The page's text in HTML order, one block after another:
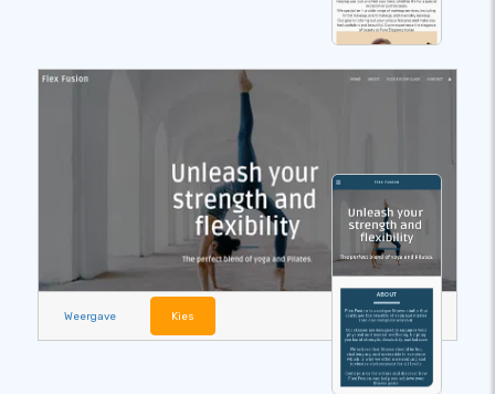
Weergave Kies